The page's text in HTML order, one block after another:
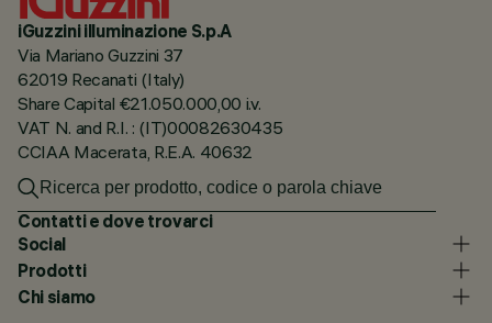
iGuzzini illuminazione S.p.A
Via Mariano Guzzini 37
62019 Recanati (Italy)
Share Capital €21.050.000,00 i.v.
VAT N. and R.I. : (IT)00082630435
CCIAA Macerata, R.E.A. 40632
Contatti e dove trovarci
Social
Prodotti
Chi siamo